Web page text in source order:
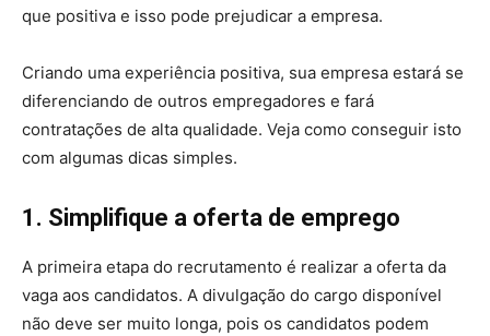
que positiva e isso pode prejudicar a empresa.
Criando uma experiência positiva, sua empresa estará se
diferenciando de outros empregadores e fará
contratações de alta qualidade. Veja como conseguir isto
com algumas dicas simples.
1. Simplifique a oferta de emprego
A primeira etapa do recrutamento é realizar a oferta da
vaga aos candidatos. A divulgação do cargo disponível
não deve ser muito longa, pois os candidatos podem